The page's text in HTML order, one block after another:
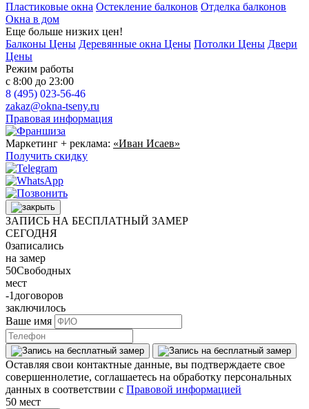
Пластиковые окна Остекление балконов Отделка балконов
Окна в дом
Еще больше низких цен!
Балконы Цены Деревянные окна Цены Потолки Цены Двери
Цены
Режим работы
с 8:00 до 23:00
8 (495) 023-56-46
zakaz@okna-tseny.ru
Правовая информация
Маркетинг + реклама: «Иван Исаев»
Получить скидку
ЗАПИСЬ НА БЕСПЛАТНЫЙ ЗАМЕР
СЕГОДНЯ
0записались
на замер
50Свободных
мест
-1договоров
заключилось
Ваше имя
Оставляя свои контактные данные, вы подтверждаете свое
совершеннолетие, соглашаетесь на обработку персональных
данных в соответствии с Правовой информацией
50 мест